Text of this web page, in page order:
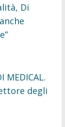
Di
MEDICAL.
degli